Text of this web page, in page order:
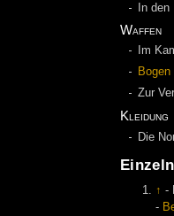
In
Waffen
Im
Bogen
Zur
Kleidung
Die
↑ -
-